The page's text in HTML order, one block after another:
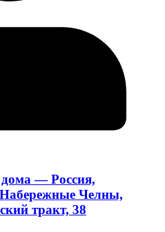
— Россия,
Набережные Челны,
тракт, 38